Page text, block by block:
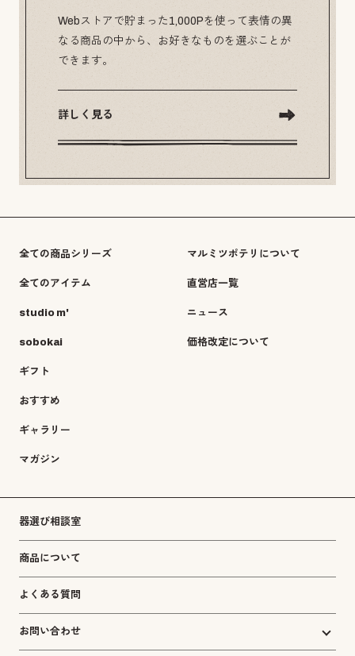
Webストアで貯まった1,000Pを使って表情の異
なる商品の中から、お好きなものを選ぶことが
できます。
詳しく見る
全ての商品シリーズ
全てのアイテム
studio m'
sobokai
ギフト
おすすめ
ギャラリー
マガジン
マルミツポテリについて
直営店一覧
ニュース
価格改定について
器選び相談室
商品について
よくある質問
お問い合わせ